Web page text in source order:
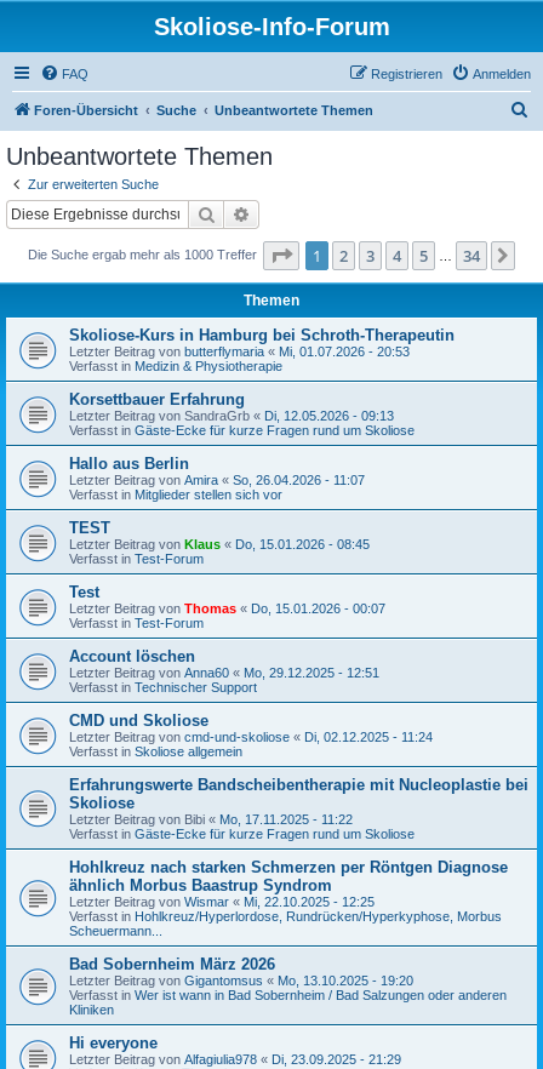
Skoliose-Info-Forum
FAQ Anmelden
Registrieren
Foren-Übersicht Suche Unbeantwortete Themen
Unbeantwortete Themen
Zur erweiterten Suche
Suche
Die Suche ergab mehr als 1000 Treffer Seite 1von 34
1 2 3 4 5 34
Themen
Skoliose-Kurs in Hamburg bei Schroth-Therapeutin
Letzter Beitrag von butterflymaria « Mi, 01.07.2026 - 20:53
Verfasst in Medizin & Physiotherapie
Korsettbauer Erfahrung
Letzter Beitrag von SandraGrb « Di, 12.05.2026 - 09:13
Verfasst in Gäste-Ecke für kurze Fragen rund um Skoliose
Hallo aus Berlin
Letzter Beitrag von Amira « So, 26.04.2026 - 11:07
Verfasst in Mitglieder stellen sich vor
TEST
Letzter Beitrag von Klaus « Do, 15.01.2026 - 08:45
Verfasst in Test-Forum
Test
Letzter Beitrag von Thomas « Do, 15.01.2026 - 00:07
Verfasst in Test-Forum
Account löschen
Letzter Beitrag von Anna60 « Mo, 29.12.2025 - 12:51
Verfasst in Technischer Support
CMD und Skoliose
Letzter Beitrag von cmd-und-skoliose « Di, 02.12.2025 - 11:24
Verfasst in Skoliose allgemein
Erfahrungswerte Bandscheibentherapie mit Nucleoplastie bei
Skoliose
Letzter Beitrag von Bibi « Mo, 17.11.2025 - 11:22
Verfasst in Gäste-Ecke für kurze Fragen rund um Skoliose
Hohlkreuz nach starken Schmerzen per Röntgen Diagnose
ähnlich Morbus Baastrup Syndrom
Letzter Beitrag von Wismar « Mi, 22.10.2025 - 12:25
Verfasst in Hohlkreuz/Hyperlordose, Rundrücken/Hyperkyphose, Morbus
Scheuermann...
Bad Sobernheim März 2026
Letzter Beitrag von Gigantomsus « Mo, 13.10.2025 - 19:20
Verfasst in Wer ist wann in Bad Sobernheim / Bad Salzungen oder anderen
Kliniken
Hi everyone
Letzter Beitrag von Alfagiulia978 « Di, 23.09.2025 - 21:29